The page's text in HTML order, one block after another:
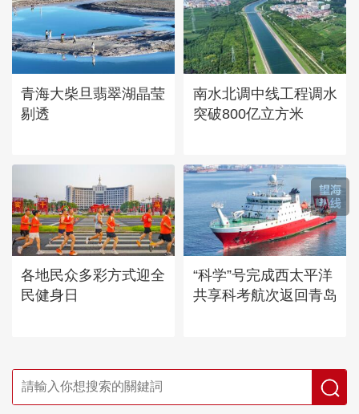
青海大柴旦翡翠湖晶莹
剔透
南水北调中线工程调水
突破800亿立方米
各地民众多彩方式迎全
民健身日
“科学”号完成西太平洋
共享科考航次返回青岛